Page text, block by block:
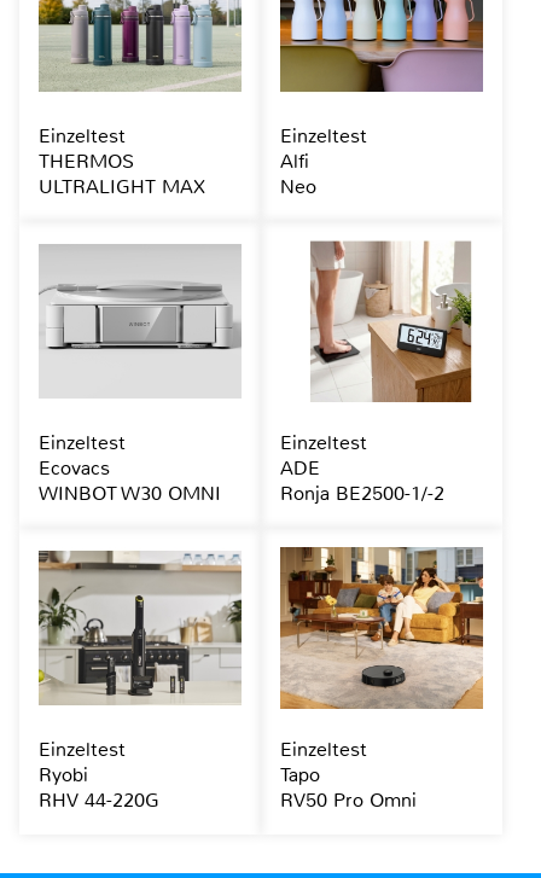
Einzeltest
THERMOS
ULTRALIGHT MAX
Einzeltest
Alfi
Neo
Einzeltest
Ecovacs
WINBOT W30 OMNI
Einzeltest
ADE
Ronja BE2500-1/-2
Einzeltest
Ryobi
RHV 44-220G
Einzeltest
Tapo
RV50 Pro Omni